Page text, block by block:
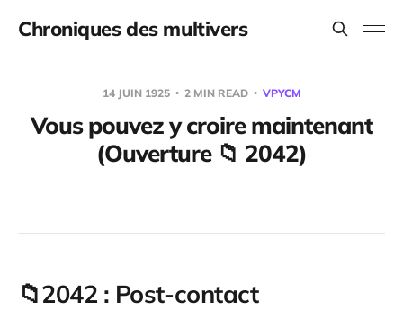
Chroniques des multivers
14 JUIN 1925 2 MIN READ VPYCM
Vous pouvez y croire maintenant
(Ouverture 📁 2042)
📁2042 : Post-contact